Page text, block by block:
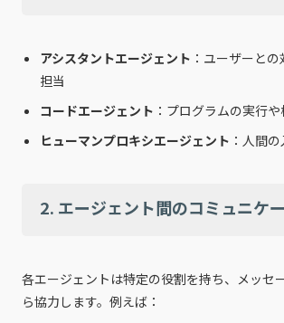
アシスタントエージェント ：ユーザーと
担当
コードエージェント ：プログラムの実行
ヒューマンプロキシエージェント ：人間
2. エージェント間のコミュニケ
各エージェントは特定の役割を持ち、メッセ
ら協力します。例えば：